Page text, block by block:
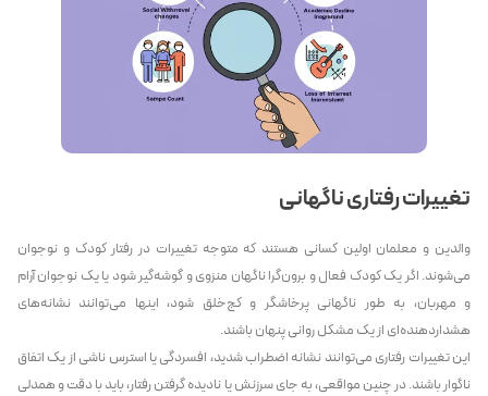
تغییرات رفتاری ناگهانی
والدین و معلمان اولین کسانی هستند که متوجه تغییرات در رفتار کودک و نوجوان
می‌شوند. اگر یک کودک فعال و برون‌گرا ناگهان منزوی و گوشه‌گیر شود یا یک نوجوان آرام
و مهربان، به طور ناگهانی پرخاشگر و کج‌خلق شود، اینها می‌توانند نشانه‌های
هشداردهنده‌ای از یک مشکل روانی پنهان باشند.
این تغییرات رفتاری می‌توانند نشانه اضطراب شدید، افسردگی یا استرس ناشی از یک اتفاق
ناگوار باشند. در چنین مواقعی، به جای سرزنش یا نادیده گرفتن رفتار، باید با دقت و همدلی